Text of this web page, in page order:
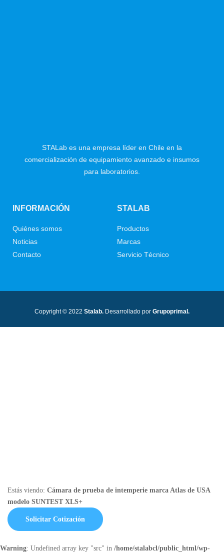
STALab es una empresa líder en Chile en la
comercialización de equipamiento avanzado e insumos
para laboratorios.
INFORMACIÓN
Quiénes somos
Noticias
Contacto
STALAB
Productos
Marcas
Servicio Técnico
Copyright © 2022 Stalab. Desarrollado por Grupoprimal.
Estás viendo: Cámara de prueba de intemperie marca Atlas de USA
modelo SUNTEST XLS+
Solicitar Cotización
Warning: Undefined array key "src" in /home/stalabcl/public_html/wp-